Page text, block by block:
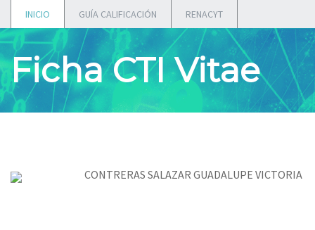
INICIO GUÍA CALIFICACIÓN RENACYT
Ficha CTI Vitae
CONTRERAS SALAZAR GUADALUPE VICTORIA